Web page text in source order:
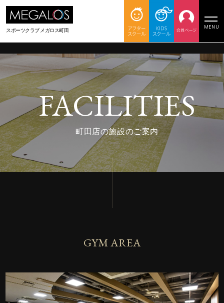
スポーツクラブメガロス町田
MENU
FACILITIES
町田店の施設のご案内
GYM AREA